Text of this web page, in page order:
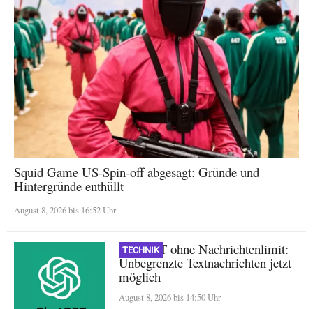
Squid Game US-Spin-off abgesagt: Gründe und
Hintergründe enthüllt
August 8, 2026 bis 16:52 Uhr
TECHNIK
ChatGPT ohne Nachrichtenlimit:
Unbegrenzte Textnachrichten jetzt
möglich
August 8, 2026 bis 14:50 Uhr